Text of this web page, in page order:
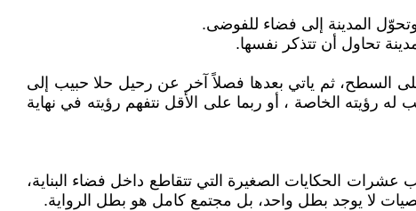
وتحوّل المدينة إلى فضاء للفوضى.
تحاول أن تتذكر نفسها.
على السطح، ثم ياتي بعدها فصلاً آخر عن رحيل حلا حبيب إلى
رؤيته الخاصة ، أو ربما على الأقل نتفهم رؤيته في نهاية
الحكايات الصغيرة التي تتقاطع داخل فضاء البناية،
لا يوجد بطل واحد، بل مجتمع كامل هو بطل الرواية.